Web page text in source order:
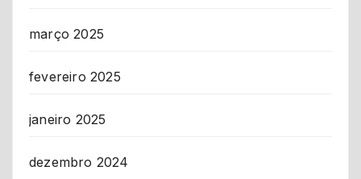
março 2025
fevereiro 2025
janeiro 2025
dezembro 2024